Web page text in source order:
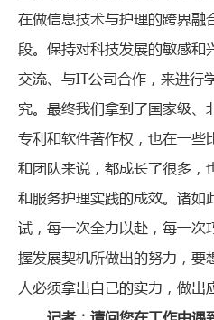
在做信息技术与护理的跨界融
段。保持对科技发展的敏感和
交流、与IT公司合作，来进行
究。最终我们拿到了国家级、
专利和软件著作权，也在一些
和团队来说，都成长了很多，
和服务护理实践的成效。诸如
试，每一次全力以赴，每一
握发展契机所做出的努力，要
人必须拿出自己的实力，做出